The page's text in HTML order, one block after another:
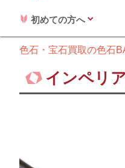
初めての方へ
色石・宝石買取の色石
インペリ